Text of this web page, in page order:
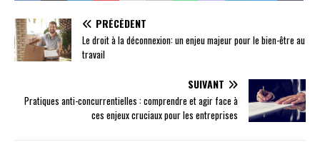
PRÉCÉDENT
Le droit à la déconnexion: un enjeu majeur pour le bien-être au
travail
SUIVANT
Pratiques anti-concurrentielles : comprendre et agir face à
ces enjeux cruciaux pour les entreprises